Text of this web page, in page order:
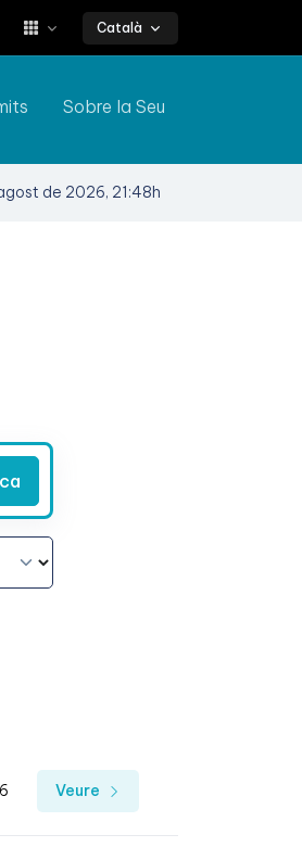
Català
Sobre la Seu
de 2026, 21:48h
Veure